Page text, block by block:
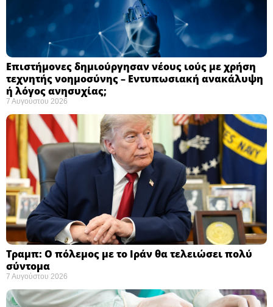
Επιστήμονες δημιούργησαν νέους ιούς με χρήση
τεχνητής νοημοσύνης – Εντυπωσιακή ανακάλυψη
ή λόγος ανησυχίας; ​
7 Αυγούστου 2026
Τραμπ: Ο πόλεμος με το Ιράν θα τελειώσει πολύ
σύντομα ​
7 Αυγούστου 2026